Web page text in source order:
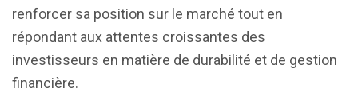
renforcer sa position sur le marché tout en
répondant aux attentes croissantes des
investisseurs en matière de durabilité et de gestion
financière.